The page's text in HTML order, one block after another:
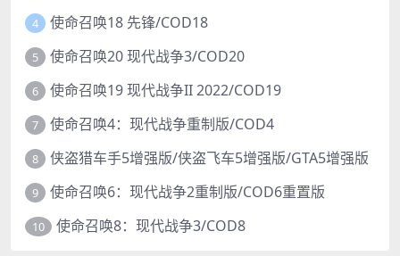
4 使命召唤18 先锋/COD18
5 使命召唤20 现代战争3/COD20
6 使命召唤19 现代战争II 2022/COD19
7 使命召唤4：现代战争重制版/COD4
8 侠盗猎车手5增强版/侠盗飞车5增强版/GTA5增强版
9 使命召唤6：现代战争2重制版/COD6重置版
10 使命召唤8：现代战争3/COD8